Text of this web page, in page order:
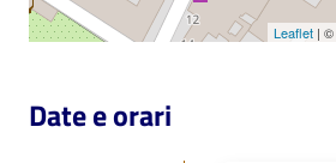
Leaflet | ©
Date e orari